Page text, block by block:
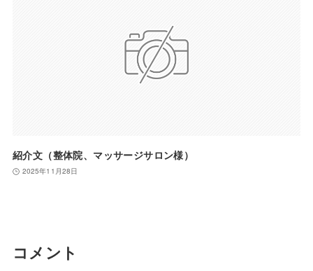
紹介文（整体院、マッサージサロン様）
2025年11月28日
コメント